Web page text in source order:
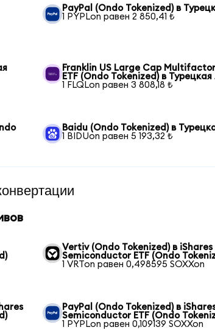
PayPal (Ondo Tokenized) в
1 PYPLon равен 2 850,41 ₺
Franklin US Large Cap
ETF (Ondo Tokenized) в
1 FLQLon равен 3 808,18 ₺
Baidu (Ondo Tokenized) в
1 BIDUon равен 5 193,32 ₺
Vertiv (Ondo Tokenized) в iShares
Semiconductor ETF (Ondo
1 VRTon равен 0,498595 SOXXon
PayPal (Ondo Tokenized) в
Semiconductor ETF (Ondo
1 PYPLon равен 0,109139 SOXXon